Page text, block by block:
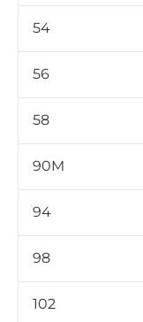
54
56
58
90M
94
98
102